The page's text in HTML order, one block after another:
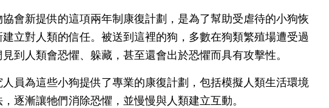
會新提供的這項兩年制康復計劃，是為了幫助受虐待的小狗恢
立對人類的信任。被送到這裡的狗，多數在狗類繁殖場遭受過
到人類會恐懼、躲藏，甚至還會出於恐懼而具有攻擊性。
員為這些小狗提供了專業的康復計劃，包括模擬人類生活環境
逐漸讓牠們消除恐懼，並慢慢與人類建立互動。